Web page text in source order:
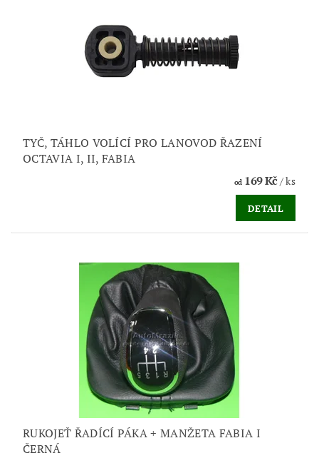
TYČ, TÁHLO VOLÍCÍ PRO LANOVOD ŘAZENÍ
OCTAVIA I, II, FABIA
od169 Kč/ ks
DETAIL
RUKOJEŤ ŘADÍCÍ PÁKA + MANŽETA FABIA I
ČERNÁ